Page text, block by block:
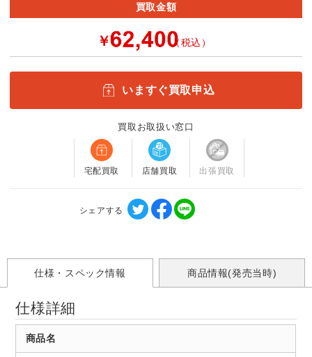
買取金額
￥ （税込）
いますぐ買取申込
買取お取扱い窓口
宅配買取 店舗買取 出張買取
シェアする
仕様・スペック情報 商品情報(発売当時)
仕様詳細
商品名